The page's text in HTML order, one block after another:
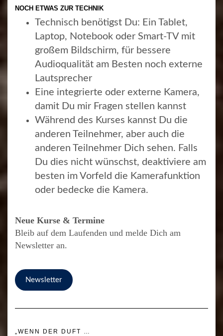
NOCH ETWAS ZUR TECHNIK
Technisch benötigst Du: Ein Tablet,
Laptop, Notebook oder Smart-TV mit
großem Bildschirm, für bessere
Audioqualität am Besten noch externe
Lautsprecher
Eine integrierte oder externe Kamera,
damit Du mir Fragen stellen kannst
Während des Kurses kannst Du die
anderen Teilnehmer, aber auch die
anderen Teilnehmer Dich sehen. Falls
Du dies nicht wünschst, deaktiviere am
besten im Vorfeld die Kamerafunktion
oder bedecke die Kamera.
Neue Kurse & Termine
Bleib auf dem Laufenden und melde Dich am
Newsletter an.
Newsletter
„WENN DER DUFT …